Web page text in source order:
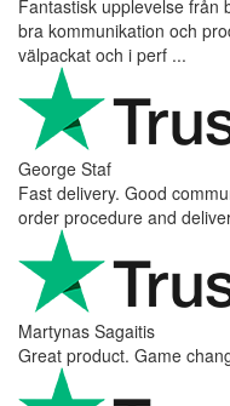
Andrea Munari
Very good customer
Andreas
Very good experience
Special, and the order
worries about potential